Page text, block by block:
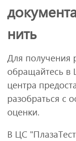
нить
Для получения
обращайтесь в
центра
разобраться с
оценки.
В ЦС